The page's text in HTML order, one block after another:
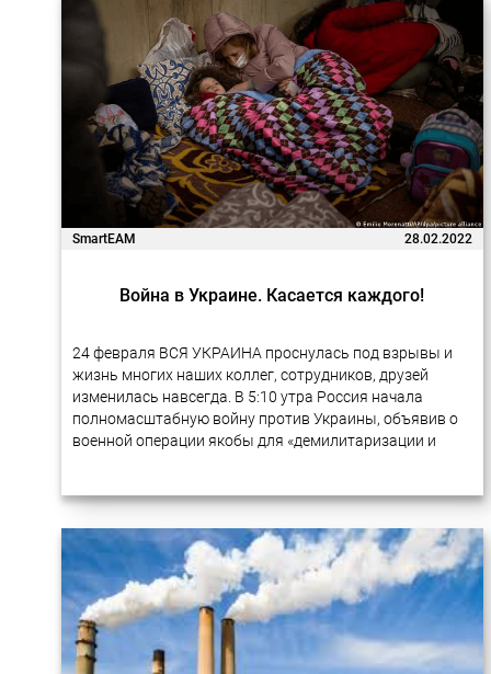
SmartEAM 28.02.2022
Война в Украине. Касается каждого!
24 февраля ВСЯ УКРАИНА проснулась под взрывы и
жизнь многих наших коллег, сотрудников, друзей
изменилась навсегда. В 5:10 утра Россия начала
полномасштабную войну против Украины, объявив о
военной операции якобы для «демилитаризации и